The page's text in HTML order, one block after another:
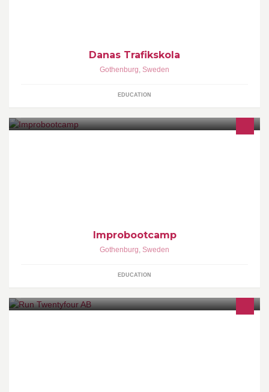
Danas Trafikskola
Gothenburg, Sweden
EDUCATION
Improbootcamp
Gothenburg, Sweden
EDUCATION